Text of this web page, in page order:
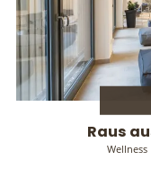
Raus
Wellness